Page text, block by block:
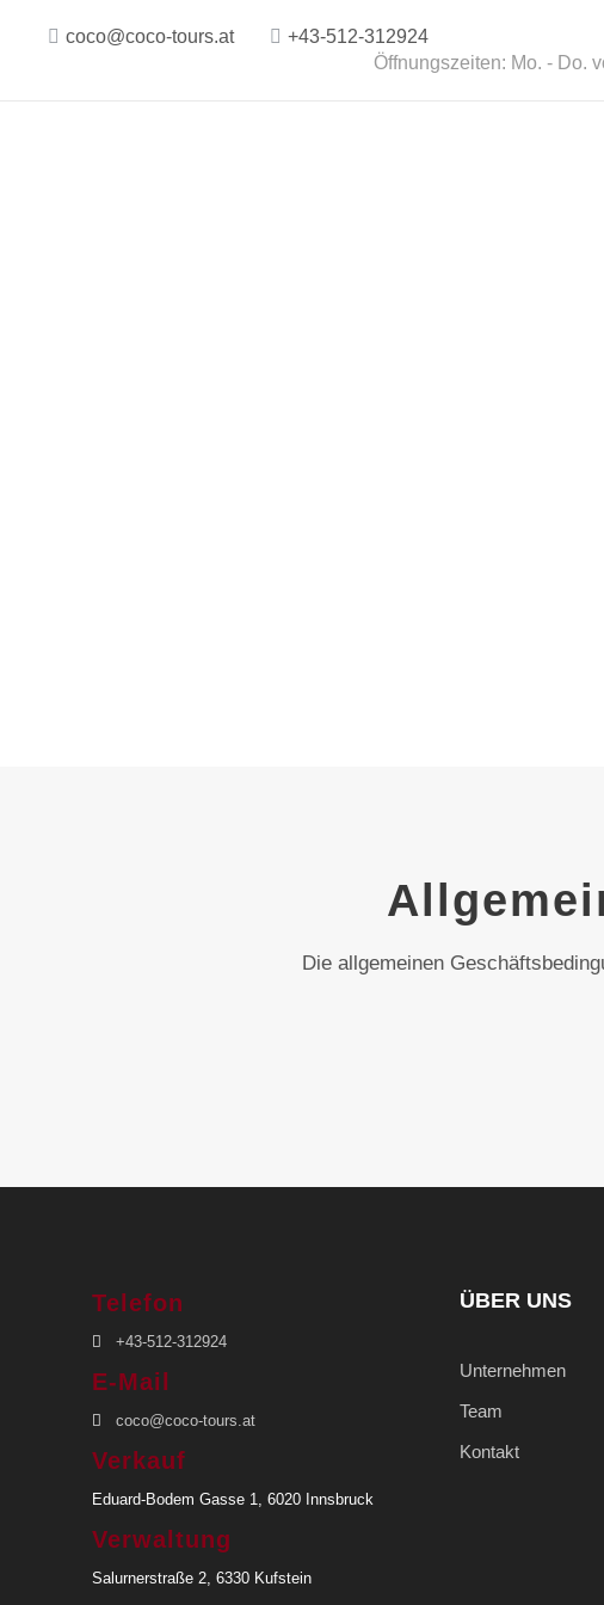
coco@coco-tours.at
+43-512-312924
Öffnungszeiten: Mo. - Do.
Die allgemeinen
Telefon
+43-512-312924
E-Mail
coco@coco-tours.at
Verkauf
Eduard-Bodem Gasse 1, 6020 Innsbruck
Verwaltung
Salurnerstraße 2, 6330 Kufstein
ÜBER UNS
Unternehmen
Team
Kontakt